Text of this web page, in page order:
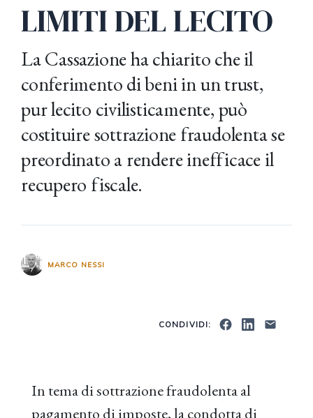
LIMITI DEL LECITO
La Cassazione ha chiarito che il
conferimento di beni in un trust,
pur lecito civilisticamente, può
costituire sottrazione fraudolenta se
preordinato a rendere inefficace il
recupero fiscale.
MARCO NESSI
CONDIVIDI:
In tema di sottrazione fraudolenta al
pagamento di imposte, la condotta di